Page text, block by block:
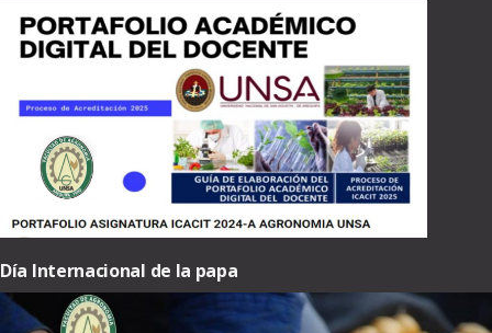
Día Internacional de la papa